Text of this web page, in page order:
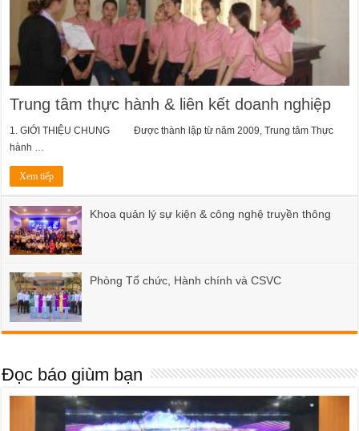
Trung tâm thực hành & liên kết doanh nghiệp
1. GIỚI THIỆU CHUNG Được thành lập từ năm 2009, Trung tâm Thực
hành …
Xem tiếp
Khoa quản lý sự kiện & công nghệ truyền thông
Phòng Tổ chức, Hành chính và CSVC
Đọc báo giùm bạn